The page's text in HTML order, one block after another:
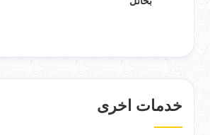
خدمات اخرى